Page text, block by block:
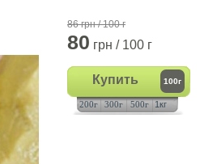
86 грн / 100 г
80 грн / 100 г
Купить 100г
200г 300г 500г 1кг